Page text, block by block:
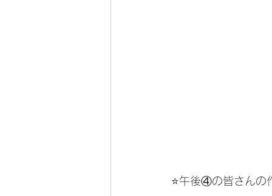
⭐️午後④の皆さんの